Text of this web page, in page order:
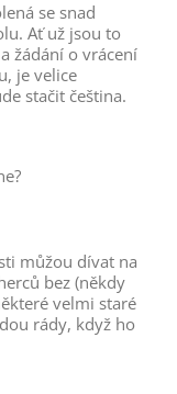
se snad
Ať už jsou to
žádání o vrácení
je velice
stačit čeština.
můžou dívat na
bez (někdy
velmi staré
rády, když ho